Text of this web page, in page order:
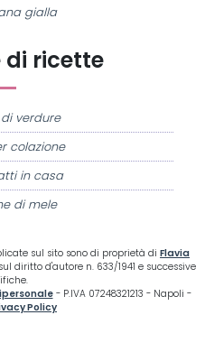
di ricette
verdure
colazione
in casa
di mele
gialla
sul sito sono di proprietà di Flavia
diritto d'autore n. 633/1941 e successive
- P.IVA 07248321213 - Napoli -
Policy